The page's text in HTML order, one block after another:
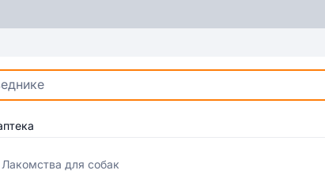
Лакомства для собак